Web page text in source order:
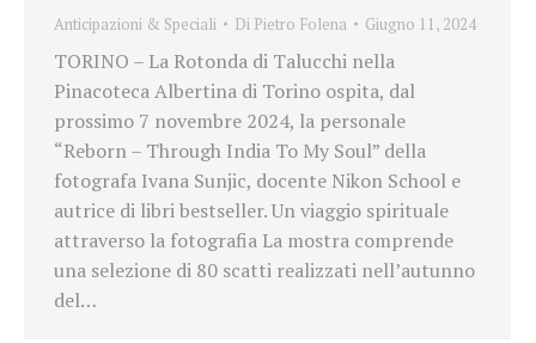
Anticipazioni & Speciali Di Pietro Folena Giugno 11, 2024
TORINO – La Rotonda di Talucchi nella
Pinacoteca Albertina di Torino ospita, dal
prossimo 7 novembre 2024, la personale
“Reborn – Through India To My Soul” della
fotografa Ivana Sunjic, docente Nikon School e
autrice di libri bestseller. Un viaggio spirituale
attraverso la fotografia La mostra comprende
una selezione di 80 scatti realizzati nell’autunno
del…